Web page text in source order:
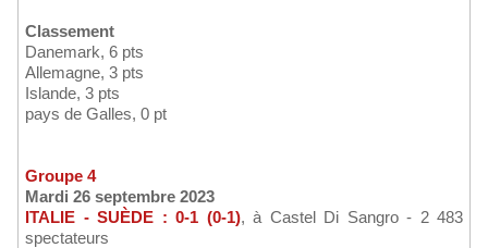
Classement
Danemark, 6 pts
Allemagne, 3 pts
Islande, 3 pts
pays de Galles, 0 pt
Groupe 4
Mardi 26 septembre 2023
ITALIE - SUÈDE : 0-1 (0-1), à Castel Di Sangro - 2 483
spectateurs